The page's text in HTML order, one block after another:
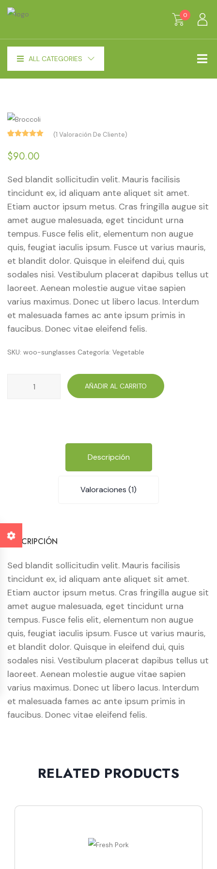
0
ALL CATEGORIES
con
5.00 de
avaloración
cliente
(1 Valoración De Cliente)
$90.00
Sed blandit sollicitudin velit. Mauris facilisis
tincidunt ex, id aliquam ante aliquet sit amet.
Etiam auctor ipsum metus. Cras fringilla augue sit
amet augue malesuada, eget tincidunt urna
tempus. Fusce felis elit, elementum non augue
quis, feugiat iaculis ipsum. Fusce ut varius mauris,
et blandit dolor. Quisque in eleifend dui, quis
sodales nisi. Vestibulum placerat dapibus tellus ut
laoreet. Aenean molestie augue vitae sapien
varius maximus. Donec ut libero lacus. Interdum
et malesuada fames ac ante ipsum primis in
faucibus. Donec vitae eleifend felis.
SKU: woo-sunglasses Categoría: Vegetable
AÑADIR AL CARRITO
Descripción
Valoraciones (1)
DESCRIPCIÓN
Sed blandit sollicitudin velit. Mauris facilisis
tincidunt ex, id aliquam ante aliquet sit amet.
Etiam auctor ipsum metus. Cras fringilla augue sit
amet augue malesuada, eget tincidunt urna
tempus. Fusce felis elit, elementum non augue
quis, feugiat iaculis ipsum. Fusce ut varius mauris,
et blandit dolor. Quisque in eleifend dui, quis
sodales nisi. Vestibulum placerat dapibus tellus ut
laoreet. Aenean molestie augue vitae sapien
varius maximus. Donec ut libero lacus. Interdum
et malesuada fames ac ante ipsum primis in
faucibus. Donec vitae eleifend felis.
RELATED PRODUCTS